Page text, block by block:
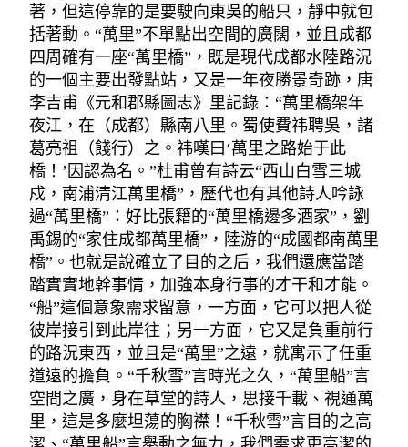
著，但這停靠的是要駛向東吳的船只，靜中就包
括著動。“萬里”不單點出空間的廣闊，並且成都
四周確有一座“萬里橋”，既是現代成都水陸路況
的一個主要出發點站，又是一年夜勝景奇跡，唐
李吉甫《元和郡縣圖志》里記錄：“萬里橋架年
夜江，在（成都）縣南八里。蜀使費祎聘吳，諸
葛亮祖（餞行）之。祎嘆曰‘萬里之路始于此
橋！’因認為名。”杜甫曾有詩云“西山白雪三城
戍，南浦清江萬里橋”，歷代也有其他詩人吟詠
過“萬里橋”：好比張籍的“萬里橋邊多酒家”，劉
禹錫的“家住成都萬里橋”，陸游的“成國都南萬里
橋”。也就是說確立了目的之后，我們還應當踏
踏實實地幹事情，加強本身行事的才干和才能。
“船”這個意象需求留意，一方面，它可以把人從
彼岸接引到此岸往；另一方面，它又是負重前行
的路況東西，並且是“萬里”之遠，就寓示了任重
道遠的擔負。“千秋雪”言時光之久，“萬里船”言
空間之廣，身在草堂的詩人，思接千載、視通萬
里，這是多麼坦蕩的胸襟！“千秋雪”言目的之高